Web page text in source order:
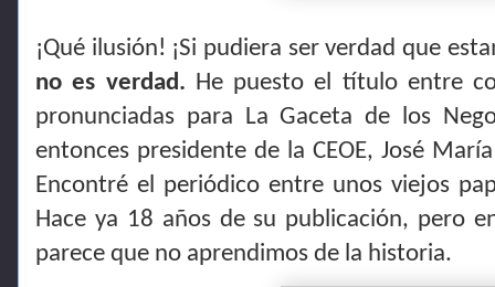
¡Qué ilusión! ¡Si pudiera ser verdad que
no es verdad. He puesto el título entre
pronunciadas para La Gaceta de los
entonces presidente de la CEOE, José
Encontré el periódico entre unos viejos
Hace ya 18 años de su publicación, pero
parece que no aprendimos de la historia.